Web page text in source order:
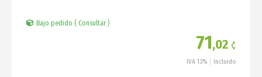
Bajo pedido ( Consultar )
71,02 ¢
IVA 13% Incluido